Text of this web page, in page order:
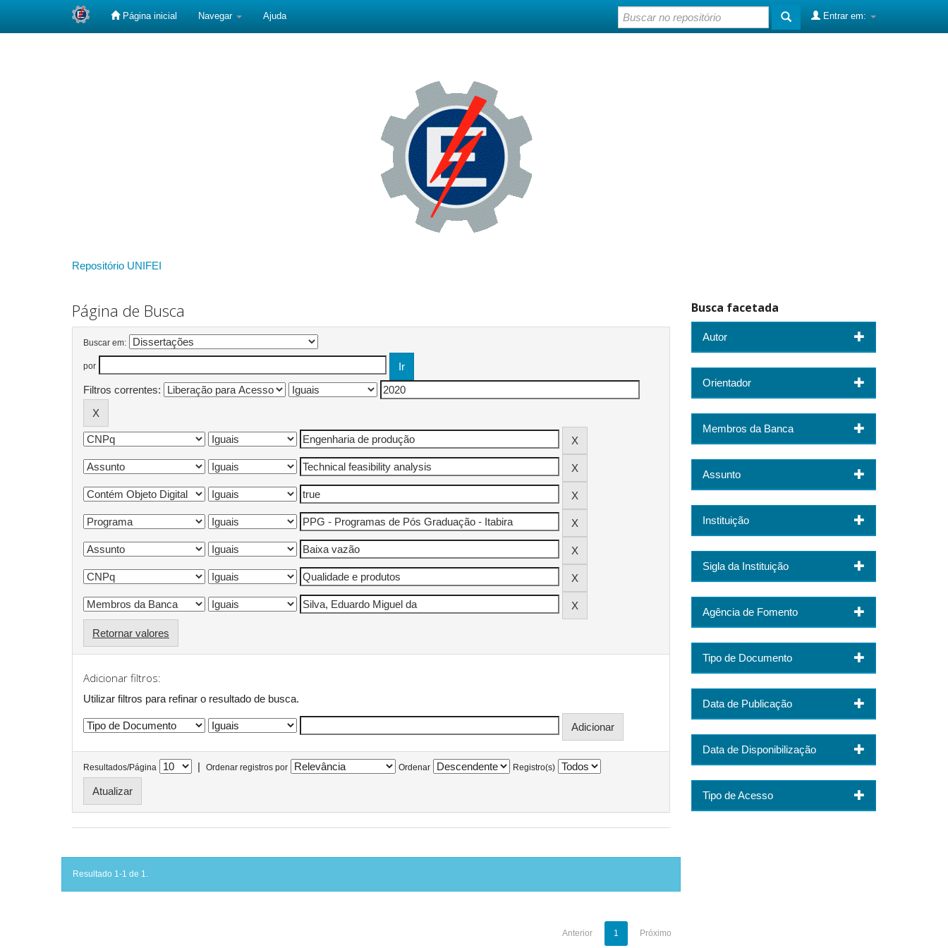
Página inicial Navegar Ajuda Entrar em:
Repositório UNIFEI
Página de Busca
Buscar em:
por
Filtros correntes:
Retornar valores
Adicionar filtros:
Utilizar filtros para refinar o resultado de busca.
Resultados/Página | Ordenar registros por Ordenar Registro(s)
Resultado 1-1 de 1.
Anterior 1 Próximo
Busca facetada
Autor
Orientador
Membros da Banca
Assunto
Instituição
Sigla da Instituição
Agência de Fomento
Tipo de Documento
Data de Publicação
Data de Disponibilização
Tipo de Acesso